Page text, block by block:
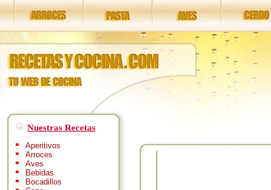
Nuestras Recetas
Aperitivos
Arroces
Aves
Bebidas
Bocadillos